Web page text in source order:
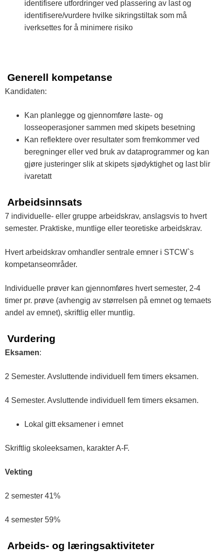
identifisere utfordringer ved plassering av last og
identifisere/vurdere hvilke sikringstiltak som må
iverksettes for å minimere risiko
Generell kompetanse
Kandidaten:
Kan planlegge og gjennomføre laste- og
losseoperasjoner sammen med skipets besetning
Kan reflektere over resultater som fremkommer ved
beregninger eller ved bruk av dataprogrammer og kan
gjøre justeringer slik at skipets sjødyktighet og last blir
ivaretatt
Arbeidsinnsats
7 individuelle- eller gruppe arbeidskrav, anslagsvis to hvert
semester. Praktiske, muntlige eller teoretiske arbeidskrav.
Hvert arbeidskrav omhandler sentrale emner i STCW`s
kompetanseområder.
Individuelle prøver kan gjennomføres hvert semester, 2-4
timer pr. prøve (avhengig av størrelsen på emnet og temaets
andel av emnet), skriftlig eller muntlig.
Vurdering
Eksamen:
2 Semester. Avsluttende individuell fem timers eksamen.
4 Semester. Avsluttende individuell fem timers eksamen.
Lokal gitt eksamener i emnet
Skriftlig skoleeksamen, karakter A-F.
Vekting
2 semester 41%
4 semester 59%
Arbeids- og læringsaktiviteter